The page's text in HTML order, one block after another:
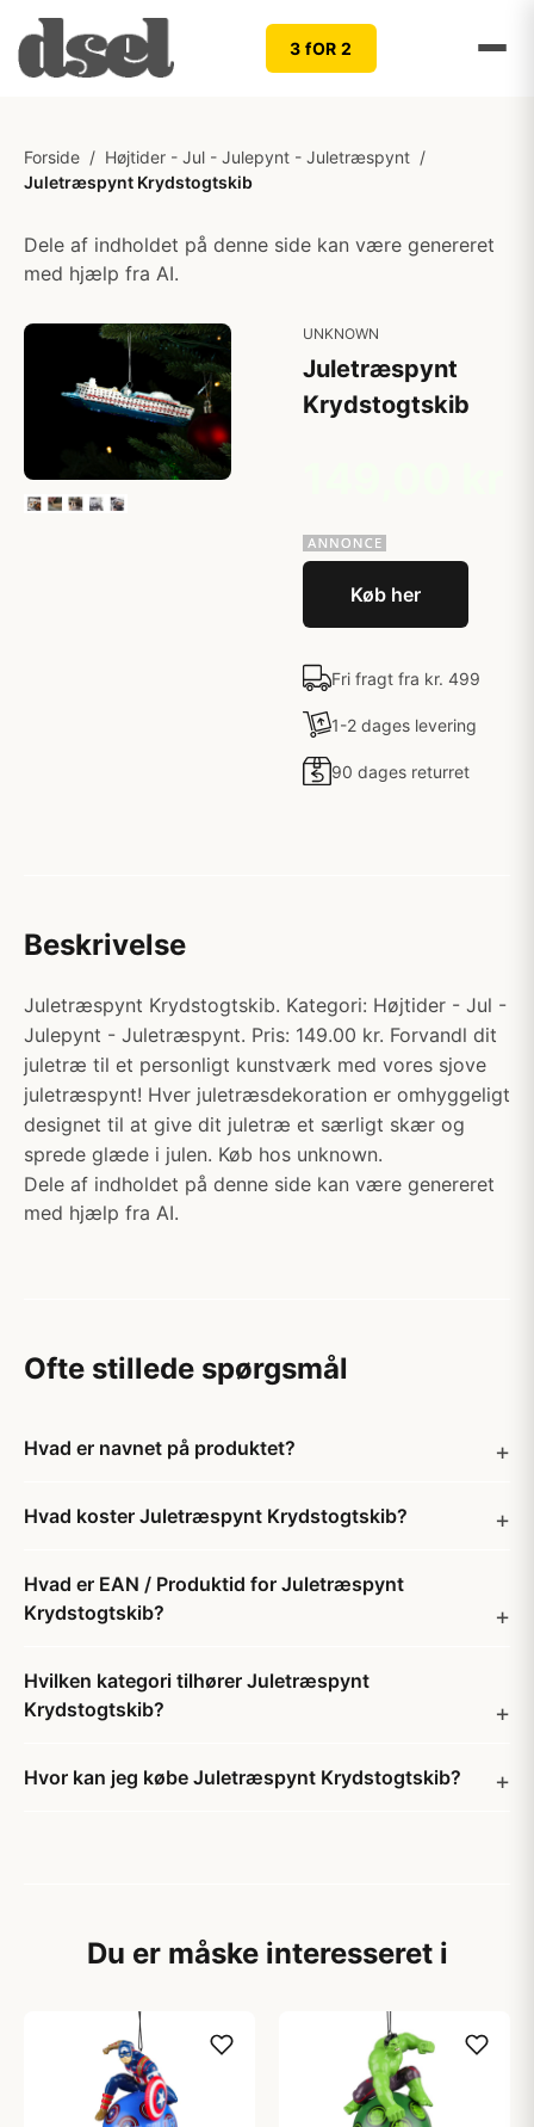
3 fOR 2
Forside / Højtider - Jul - Julepynt - Juletræspynt /
Juletræspynt Krydstogtskib
Dele af indholdet på denne side kan være genereret
med hjælp fra AI.
UNKNOWN
Juletræspynt
Krydstogtskib
Køb her
Fri fragt fra kr. 499
1-2 dages levering
90 dages returret
Beskrivelse
Juletræspynt Krydstogtskib. Kategori: Højtider - Jul -
Julepynt - Juletræspynt. Pris: 149.00 kr. Forvandl dit
juletræ til et personligt kunstværk med vores sjove
juletræspynt! Hver juletræsdekoration er omhyggeligt
designet til at give dit juletræ et særligt skær og
sprede glæde i julen. Køb hos unknown.
Dele af indholdet på denne side kan være genereret
med hjælp fra AI.
Ofte stillede spørgsmål
Hvad er navnet på produktet?
Hvad koster Juletræspynt Krydstogtskib?
Hvad er EAN / Produktid for Juletræspynt
Krydstogtskib?
Hvilken kategori tilhører Juletræspynt
Krydstogtskib?
Hvor kan jeg købe Juletræspynt Krydstogtskib?
Du er måske interesseret i